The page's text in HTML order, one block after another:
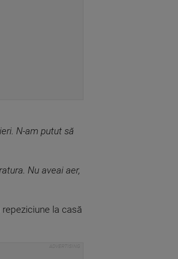
N-am putut să
Nu aveai aer,
la casă